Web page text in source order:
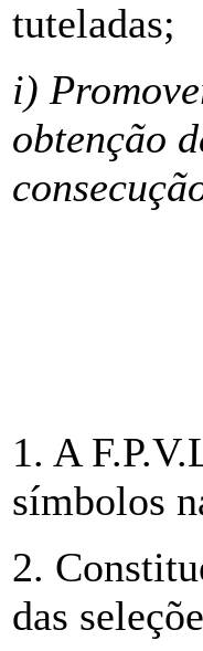
tuteladas;
i)
obtenção
1. A
símbolos
2.
das